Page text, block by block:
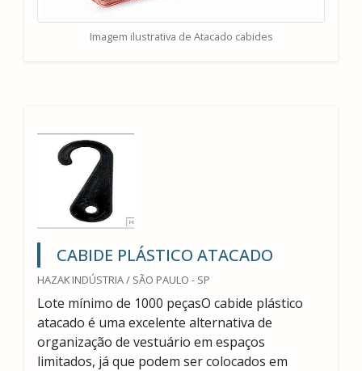
Imagem ilustrativa de Atacado cabides
CABIDE PLÁSTICO ATACADO
HAZAK INDÚSTRIA / SÃO PAULO - SP
Lote mínimo de 1000 peçasO cabide plástico
atacado é uma excelente alternativa de
organização de vestuário em espaços
limitados, já que podem ser colocados em